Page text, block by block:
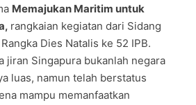
Memajukan Maritim untuk
rangkaian kegiatan dari Sidang
Dies Natalis ke 52 IPB.
jiran Singapura bukanlah negara
luas, namun telah berstatus
mampu memanfaatkan